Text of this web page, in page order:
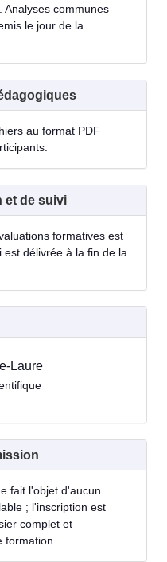
Analyses communes
le jour de la
au format PDF
et de suivi
formatives est
est délivrée à la fin de la
Laure
fait l'objet d'aucun
; l'inscription est
complet et
formation.